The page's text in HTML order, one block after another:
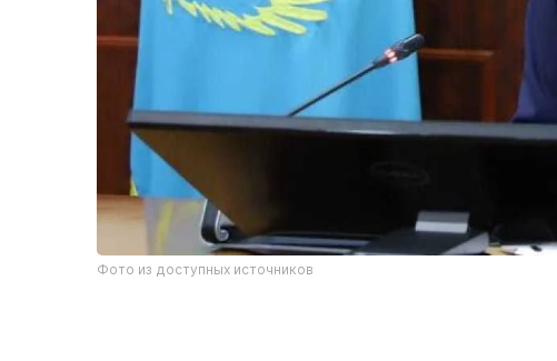
Фото из доступных источников